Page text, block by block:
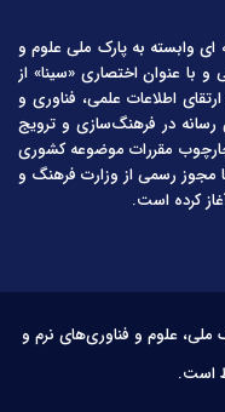
ای وابسته به پارک ملی علوم و
با عنوان اختصاری «سینا» از
و ارتقای اطلاعات علمی، فناوری و
رسانه در فرهنگ‌سازی و ترویج
مقررات موضوعه کشوری
مجوز رسمی از وزارت فرهنگ و
علوم و فناوری‌های نرم و
است.